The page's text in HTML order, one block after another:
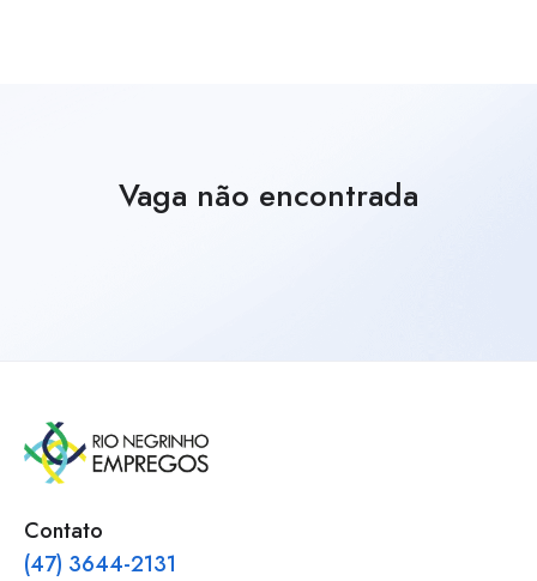
Vaga não encontrada
Contato
(47) 3644-2131